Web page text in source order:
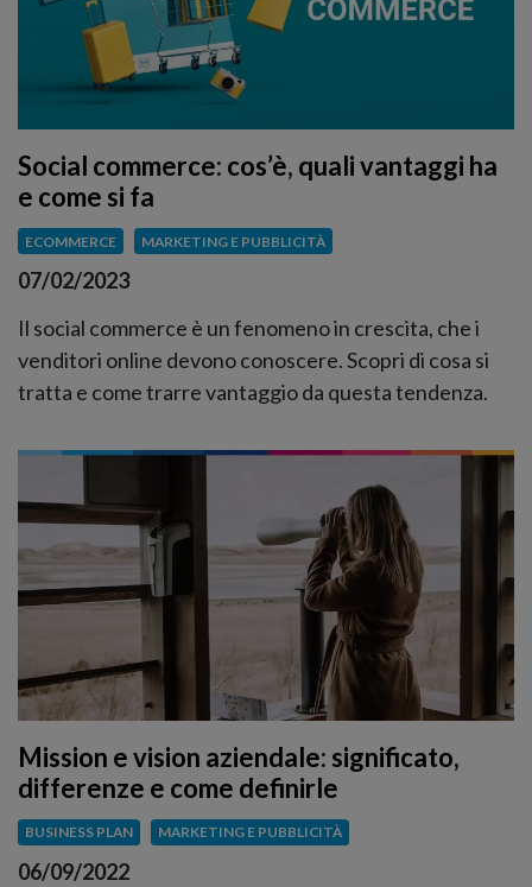
Social commerce: cos’è, quali vantaggi ha
e come si fa
ECOMMERCE MARKETING E PUBBLICITÀ
07/02/2023
Il social commerce è un fenomeno in crescita, che i
venditori online devono conoscere. Scopri di cosa si
tratta e come trarre vantaggio da questa tendenza.
Mission e vision aziendale: significato,
differenze e come definirle
BUSINESS PLAN MARKETING E PUBBLICITÀ
06/09/2022